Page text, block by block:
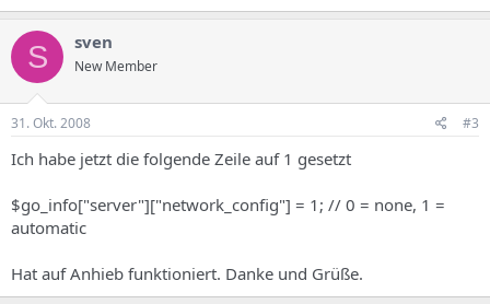
S sven
New Member
31. Okt. 2008 #3
Ich habe jetzt die folgende Zeile auf 1 gesetzt
$go_info["server"]["network_config"] = 1; // 0 = none, 1 =
automatic
Hat auf Anhieb funktioniert. Danke und Grüße.